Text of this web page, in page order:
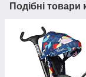
Подібні товари